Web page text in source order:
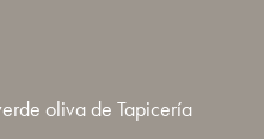
oliva de Tapicería